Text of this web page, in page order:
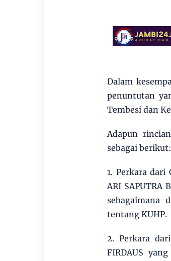
Dalam
penuntutan
Tembesi dan
Adapun
sebagai berikut:
1. Perkara dari
ARI SAPUTRA
sebagaimana
tentang KUHP.
2. Perkara
FIRDAUS